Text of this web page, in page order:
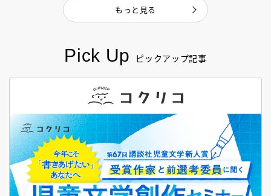
Pick Up ピックアップ記事
もっと見る